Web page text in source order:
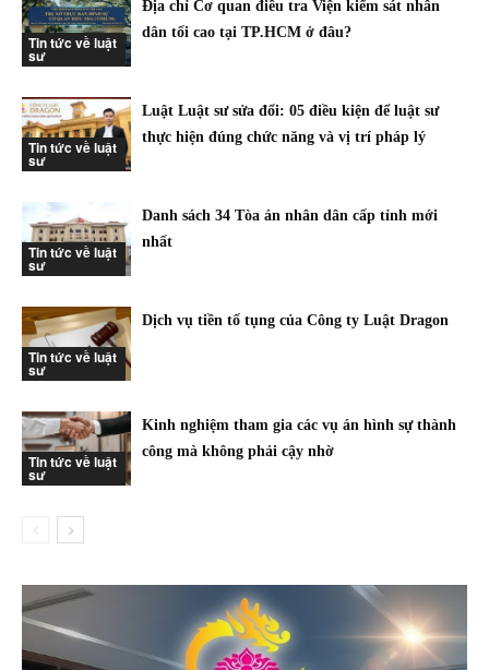
Tin tức về luật
sư
Địa chỉ Cơ quan điều tra Viện kiểm sát nhân
dân tối cao tại TP.HCM ở đâu?
Tin tức về luật
sư
Luật Luật sư sửa đổi: 05 điều kiện để luật sư
thực hiện đúng chức năng và vị trí pháp lý
Tin tức về luật
sư
Danh sách 34 Tòa án nhân dân cấp tỉnh mới
nhất
Tin tức về luật
sư
Dịch vụ tiền tố tụng của Công ty Luật Dragon
Tin tức về luật
sư
Kinh nghiệm tham gia các vụ án hình sự thành
công mà không phải cậy nhờ